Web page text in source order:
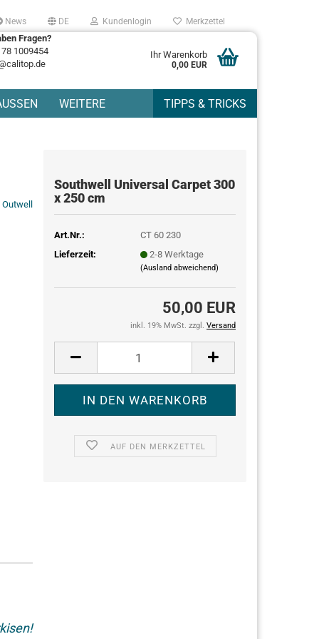
News DE Kundenlogin Merkzettel
Fragen?
1009454
Ihr Warenkorb
0,00 EUR
TIPPS & TRICKS
WEITERE
Outwell
Southwell Universal Carpet 300
x 250 cm
Art.Nr.:
CT 60 230
Lieferzeit:
2-8 Werktage
(Ausland abweichend)
50,00 EUR
inkl. 19% MwSt. zzgl. Versand
AUF DEN MERKZETTEL